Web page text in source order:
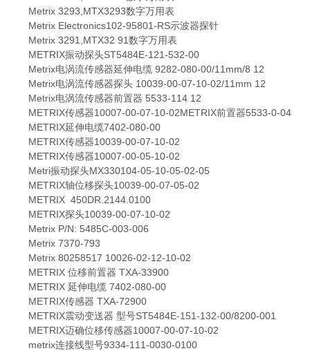
Metrix 3293,MTX3293数字万用表
Metrix Electronics102-95801-RS示波器探针
Metrix 3291,MTX32 91数字万用表
METRIX振动探头ST5484E-121-532-00
Metrix电涡流传感器延伸电缆 9282-080-00/11mm/8 12
Metrix电涡流传感器探头 10039-00-07-10-02/11mm 12
Metrix电涡流传感器前置器 5533-114 12
METRIX传感器10007-00-07-10-02METRIX前置器5533-0-04
METRIX延伸电缆7402-080-00
METRIX传感器10039-00-07-10-02
METRIX传感器10007-00-05-10-02
Metri振动探头MX330104-05-10-05-02-05
METRIX轴位移探头10039-00-07-05-02
METRIX 450DR.2144.0100
METRIX探头10039-00-07-10-02
Metrix P/N: 5485C-003-006
Metrix 7370-793
Metrix 80258517 10026-02-12-10-02
METRIX 位移前置器 TXA-33900
METRIX 延伸电缆 7402-080-00
METRIX传感器 TXA-72900
METRIX震动变送器 型号ST5484E-151-132-00/8200-001
METRIX迈确位移传感器10007-00-07-10-02
metrix连接线型号9334-111-0030-0100